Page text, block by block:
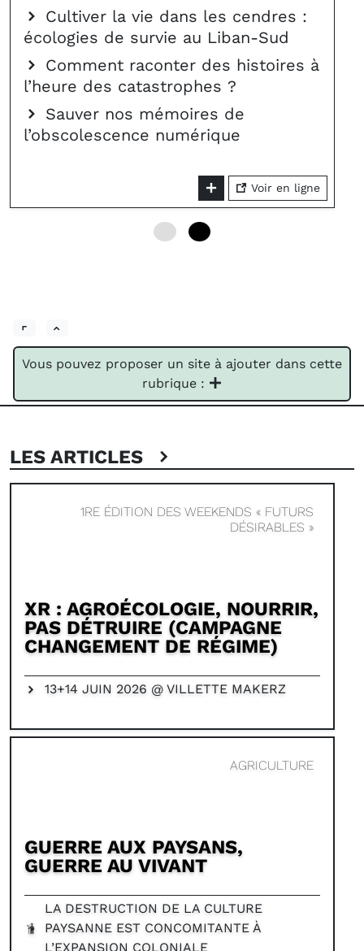
Cultiver la vie dans les cendres :
écologies de survie au Liban-Sud
Comment raconter des histoires à
l’heure des catastrophes ?
Sauver nos mémoires de
l’obscolescence numérique
Voir en ligne
Vous pouvez proposer un site à ajouter dans cette
rubrique :
LES ARTICLES
1RE ÉDITION DES WEEKENDS « FUTURS
DÉSIRABLES »
XR : AGROÉCOLOGIE, NOURRIR,
PAS DÉTRUIRE (CAMPAGNE
CHANGEMENT DE RÉGIME)
13+14 JUIN 2026 @ VILLETTE MAKERZ
AGRICULTURE
GUERRE AUX PAYSANS,
GUERRE AU VIVANT
LA DESTRUCTION DE LA CULTURE
PAYSANNE EST CONCOMITANTE À
L’EXPANSION COLONIALE